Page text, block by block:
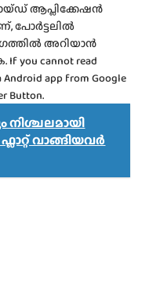
ആപ്ലിക്കേഷൻ
പോർട്ടലിൽ
അറിയാൻ
cannot read
Android app from Google
Button.
നിശ്ചലമായി
വാങ്ങിയവർ